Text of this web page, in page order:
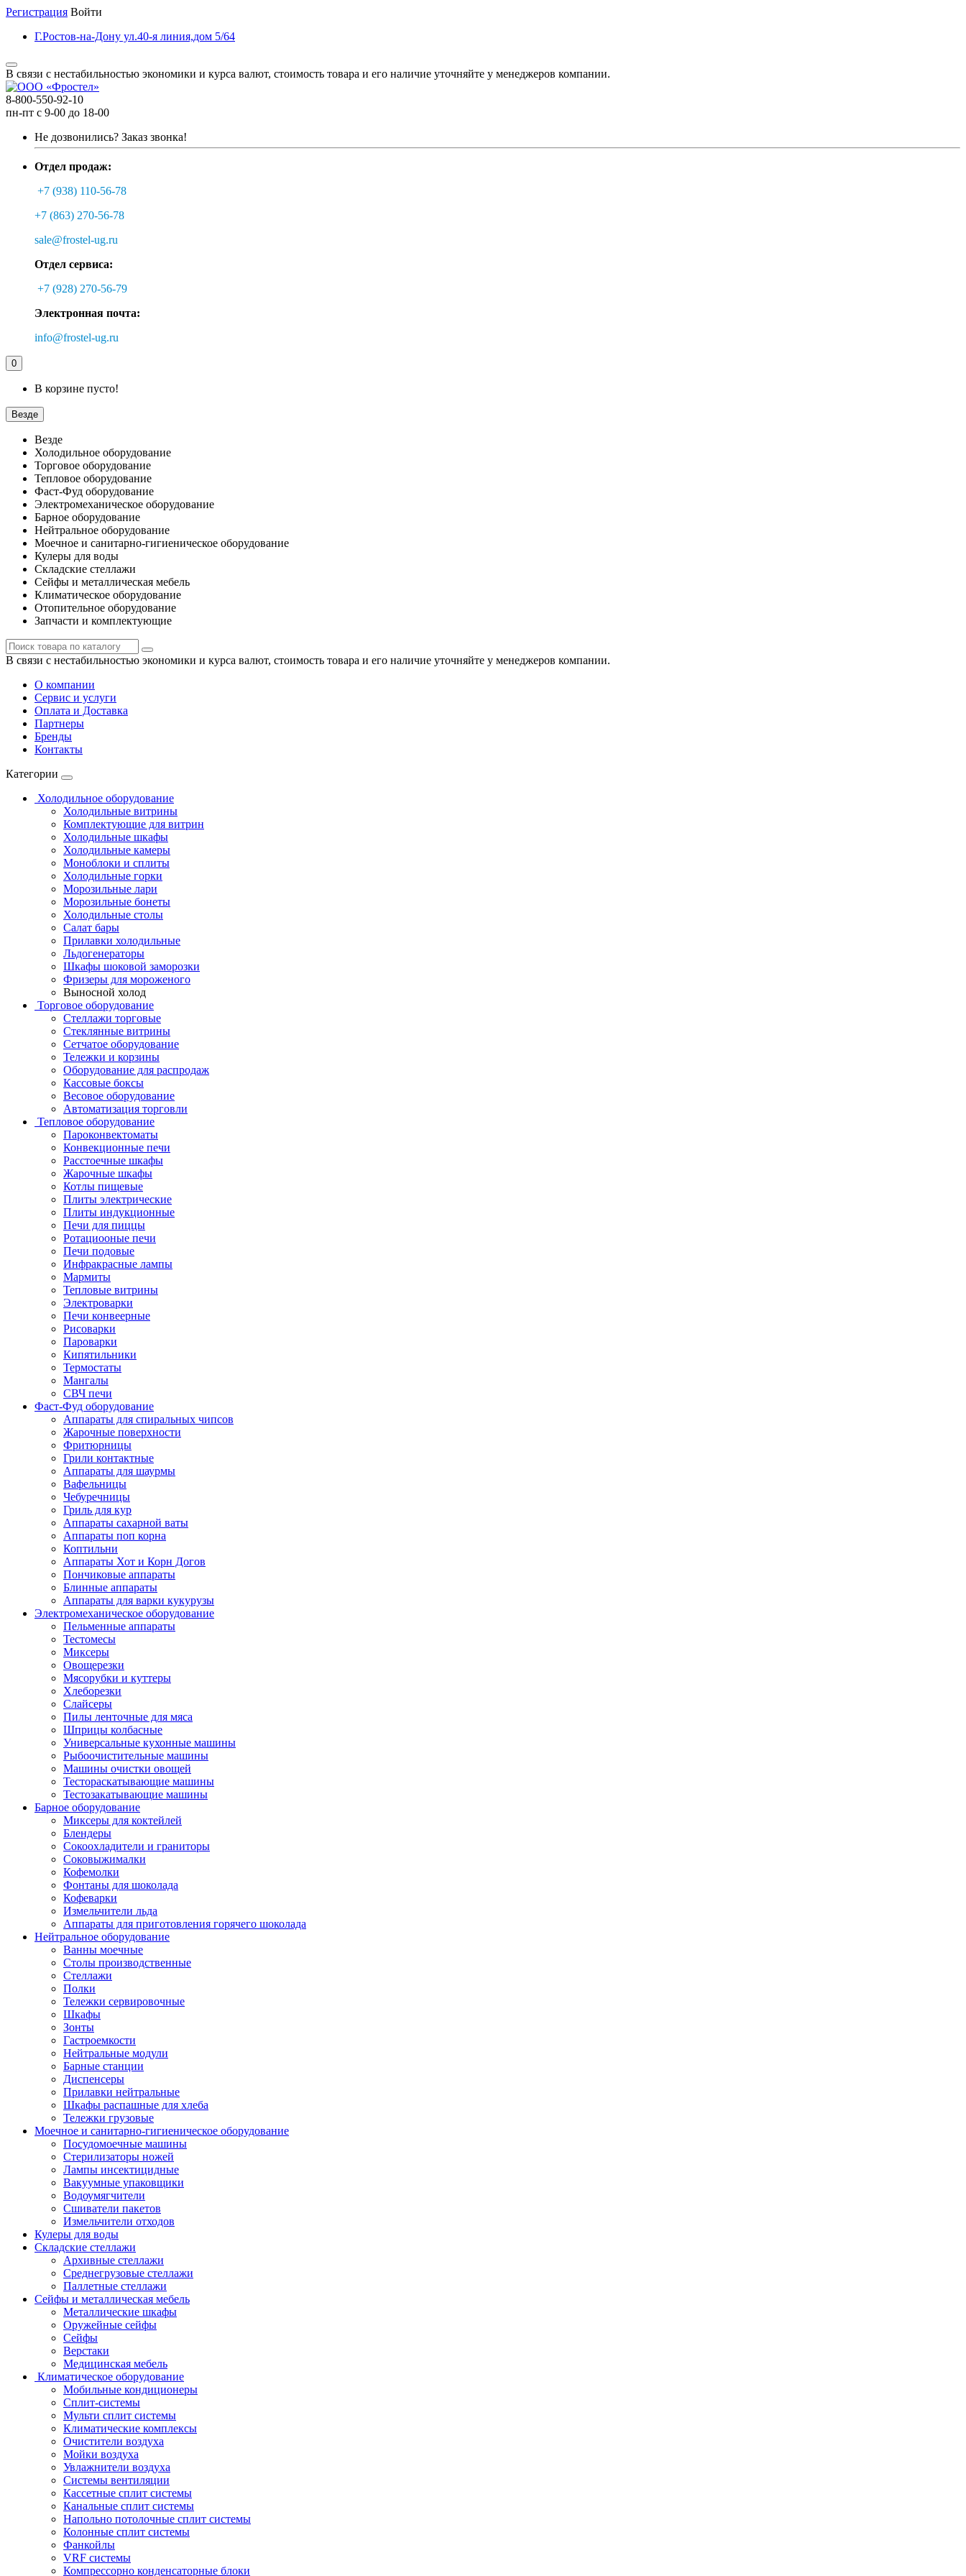
Регистрация Войти
Г.Ростов-на-Дону ул.40-я линия,дом 5/64
В связи с нестабильностью экономики и курса валют, стоимость товара и его наличие уточняйте у менеджеров компании.
8-800-550-92-10
пн-пт с 9-00 до 18-00
Не дозвонились? Заказ звонка!
Отдел продаж:
+7 (938) 110-56-78
+7 (863) 270-56-78
sale@frostel-ug.ru
Отдел сервиса:
+7 (928) 270-56-79
Электронная почта:
info@frostel-ug.ru
0
В корзине пусто!
Везде
Везде
Холодильное оборудование
Торговое оборудование
Тепловое оборудование
Фаст-Фуд оборудование
Электромеханическое оборудование
Барное оборудование
Нейтральное оборудование
Моечное и санитарно-гигиеническое оборудование
Кулеры для воды
Складские стеллажи
Сейфы и металлическая мебель
Климатическое оборудование
Отопительное оборудование
Запчасти и комплектующие
В связи с нестабильностью экономики и курса валют, стоимость товара и его наличие уточняйте у менеджеров компании.
О компании
Сервис и услуги
Оплата и Доставка
Партнеры
Бренды
Контакты
Категории
Холодильное оборудование
Холодильные витрины
Комплектующие для витрин
Холодильные шкафы
Холодильные камеры
Моноблоки и сплиты
Холодильные горки
Морозильные лари
Морозильные бонеты
Холодильные столы
Салат бары
Прилавки холодильные
Льдогенераторы
Шкафы шоковой заморозки
Фризеры для мороженого
Выносной холод
Торговое оборудование
Стеллажи торговые
Стеклянные витрины
Сетчатое оборудование
Тележки и корзины
Оборудование для распродаж
Кассовые боксы
Весовое оборудование
Автоматизация торговли
Тепловое оборудование
Пароконвектоматы
Конвекционные печи
Расстоечные шкафы
Жарочные шкафы
Котлы пищевые
Плиты электрические
Плиты индукционные
Печи для пиццы
Ротациооные печи
Печи подовые
Инфракрасные лампы
Мармиты
Тепловые витрины
Электроварки
Печи конвеерные
Рисоварки
Пароварки
Кипятильники
Термостаты
Мангалы
СВЧ печи
Фаст-Фуд оборудование
Аппараты для спиральных чипсов
Жарочные поверхности
Фритюрницы
Грили контактные
Аппараты для шаурмы
Вафельницы
Чебуречницы
Гриль для кур
Аппараты сахарной ваты
Аппараты поп корна
Коптильни
Аппараты Хот и Корн Догов
Пончиковые аппараты
Блинные аппараты
Аппараты для варки кукурузы
Электромеханическое оборудование
Пельменные аппараты
Тестомесы
Миксеры
Овощерезки
Мясорубки и куттеры
Хлеборезки
Слайсеры
Пилы ленточные для мяса
Шприцы колбасные
Универсальные кухонные машины
Рыбоочистительные машины
Машины очистки овощей
Тестораскатывающие машины
Тестозакатывающие машины
Барное оборудование
Миксеры для коктейлей
Блендеры
Сокоохладители и граниторы
Соковыжималки
Кофемолки
Фонтаны для шоколада
Кофеварки
Измельчители льда
Аппараты для приготовления горячего шоколада
Нейтральное оборудование
Ванны моечные
Столы производственные
Стеллажи
Полки
Тележки сервировочные
Шкафы
Зонты
Гастроемкости
Нейтральные модули
Барные станции
Диспенсеры
Прилавки нейтральные
Шкафы распашные для хлеба
Тележки грузовые
Моечное и санитарно-гигиеническое оборудование
Посудомоечные машины
Стерилизаторы ножей
Лампы инсектицидные
Вакуумные упаковщики
Водоумягчители
Сшиватели пакетов
Измельчители отходов
Кулеры для воды
Складские стеллажи
Архивные стеллажи
Среднегрузовые стеллажи
Паллетные стеллажи
Сейфы и металлическая мебель
Металлические шкафы
Оружейные сейфы
Сейфы
Верстаки
Медицинская мебель
Климатическое оборудование
Мобильные кондиционеры
Сплит-системы
Мульти сплит системы
Климатические комплексы
Очистители воздуха
Мойки воздуха
Увлажнители воздуха
Системы вентиляции
Кассетные сплит системы
Канальные сплит системы
Напольно потолочные сплит системы
Колонные сплит системы
Фанкойлы
VRF системы
Компрессорно конденсаторные блоки